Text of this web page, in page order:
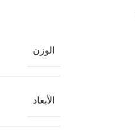
الوزن
الأبعاد